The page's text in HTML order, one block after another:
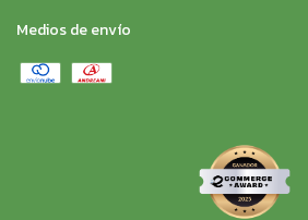
Medios de envío